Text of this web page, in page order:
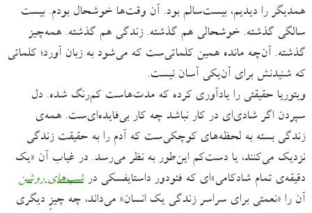
همدیگر را دیدیم، بیست‌سالم بود. آن وقت‌ها خوشحال بودم. بیست
سالگی گذشته. خوشحالی هم گذشته. زندگی هم گذشته. همه‌چیز
گذشته. آن‌چه مانده همین کلماتی‌ست که می‌شود به زبان آورد؛ کلماتی
که شنیدنش برای آن‌یکی آسان نیست.
ویتوریا حقیقتی را یادآوری کرده که مدت‌هاست کم‌رنگ شده. دل
سپردن اگر شادی‌ای در کار نباشد چه کار بی‌فایده‌ای‌ست. همه‌ی
زندگی بسته به لحظه‌های کوچکی‌‌ست که آدم را به حقیقت زندگی
نزدیک می‌کنند، یا دست‌کم این‌طور به نظر می‌رسد. در غیاب آن «یک
دقیقه‌ی تمام شادکامی»‌ای که فئودور داستایفسکی درشب‌های روشن
آن‌ را «نعمتی برای سراسر زندگی یک انسان» می‌داند، چه چیزِ دیگری